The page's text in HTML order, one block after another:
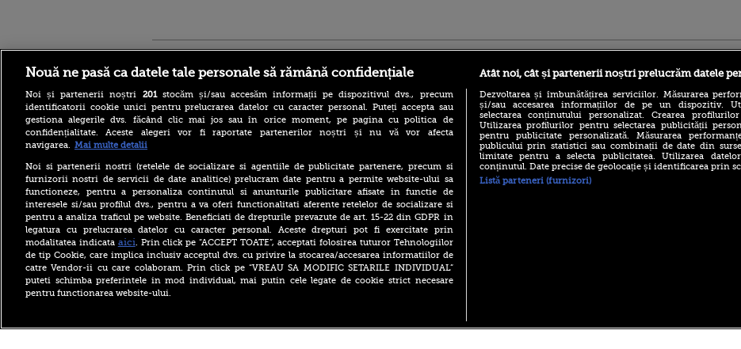
Grecia unde oamenii trăiesc
până la 100 de ani. Plajele
par desprinse din paradis
Reacția Comisiei Europene
după modificările aduse de
Parlament la legea
decarbonizării. Va evalua
impactul asupra PNRR
Fructul minune care îți
schimba digestia.
Proprietățile uimitoare ale
(P) Descoperă Lumea
Evenimentelor din România
Nouă ne pasă ca datele tale personale să rămână confidențiale
Noi și partenerii noștri 201stocăm și/sau accesăm informații pe dispozitivul dvs., precum
identificatorii cookie unici pentru prelucrarea datelor cu caracter personal. Puteți accepta sau
gestiona alegerile dvs. făcând clic mai jos sau în orice moment, pe pagina cu politica de
confidențialitate. Aceste alegeri vor fi raportate partenerilor noștri și nu vă vor afecta
navigarea. Mai multe detalii
Noi si partenerii nostri (retelele de socializare si agentiile de publicitate partenere, precum si
furnizorii nostri de servicii de date analitice) prelucram date pentru a permite website-ului sa
functioneze, pentru a personaliza continutul si anunturile publicitare afisate in functie de
interesele si/sau profilul dvs., pentru a va oferi functionalitati aferente retelelor de socializare si
pentru a analiza traficul pe website. Beneficiati de drepturile prevazute de art. 15-22 din GDPR in
legatura cu prelucrarea datelor cu caracter personal. Aceste drepturi pot fi exercitate prin
modalitatea indicata aici. Prin click pe “ACCEPT TOATE”, acceptati folosirea tuturor Tehnologiilor
de tip Cookie, care implica inclusiv acceptul dvs. cu privire la stocarea/accesarea informatiilor de
catre Vendor-ii cu care colaboram. Prin click pe “VREAU SA MODIFIC SETARILE INDIVIDUAL”
puteti schimba preferintele in mod individual, mai putin cele legate de cookie strict necesare
pentru functionarea website-ului.
Atât noi, cât și partenerii noștri prelucrăm datele
Dezvoltarea și îmbunătățirea serviciilor. Măsurarea
și/sau accesarea informațiilor de pe un dispozitiv.
selectarea conținutului personalizat. Crearea
Utilizarea profilurilor pentru selectarea publicității
pentru publicitate personalizată. Măsurarea
publicului prin statistici sau combinații de date din
limitate pentru a selecta publicitatea. Utilizarea
conținutul. Date precise de geolocație și identificarea prin
Listă parteneri (furnizori)